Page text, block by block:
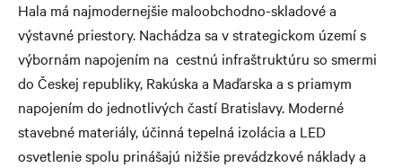
Hala má najmodernejšie maloobchodno-skladové a
výstavné priestory. Nachádza sa v strategickom území s
výbornám napojením na cestnú infraštruktúru so smermi
do Českej republiky, Rakúska a Maďarska a s priamym
napojením do jednotlivých častí Bratislavy. Moderné
stavebné materiály, účinná tepelná izolácia a LED
osvetlenie spolu prinášajú nižšie prevádzkové náklady a